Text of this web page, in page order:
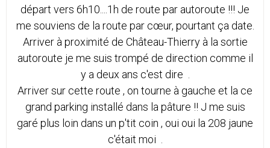
départ vers 6h10....1h de route par autoroute !!! Je
me souviens de la route par cœur, pourtant ça date.
Arriver à proximité de Château-Thierry à la sortie
autoroute je me suis trompé de direction comme il
y a deux ans c'est dire .
Arriver sur cette route , on tourne à gauche et la ce
grand parking installé dans la pâture !! J me suis
garé plus loin dans un p'tit coin , oui oui la 208 jaune
c'était moi .